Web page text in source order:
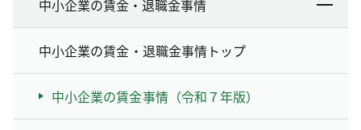
中小企業の賃金・退職金事情
中小企業の賃金・退職金事情トップ
中小企業の賃金事情（令和７年版）